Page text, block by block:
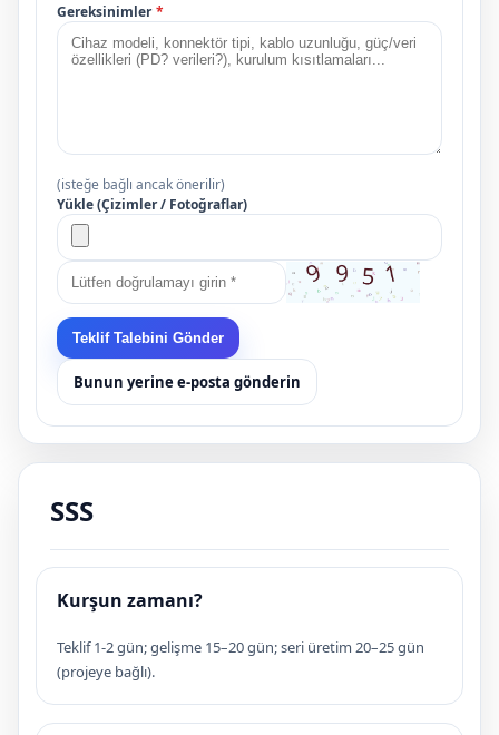
Gereksinimler *
(isteğe bağlı ancak önerilir)
Yükle (Çizimler / Fotoğraflar)
Teklif Talebini Gönder
Bunun yerine e-posta gönderin
SSS
Kurşun zamanı?
Teklif 1-2 gün; gelişme 15–20 gün; seri üretim 20–25 gün
(projeye bağlı).